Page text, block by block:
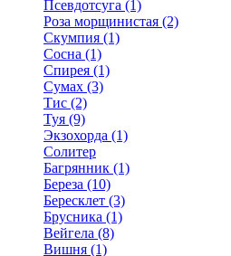
Псевдотсуга (1)
Роза морщинистая (2)
Скумпия (1)
Сосна (1)
Спирея (1)
Сумах (3)
Тис (2)
Туя (9)
Экзохорда (1)
Солитер
Багрянник (1)
Береза (10)
Бересклет (3)
Брусника (1)
Вейгела (8)
Вишня (1)